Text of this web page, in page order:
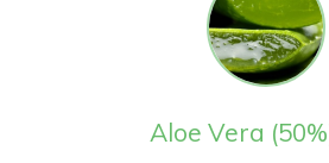
Aloe Vera